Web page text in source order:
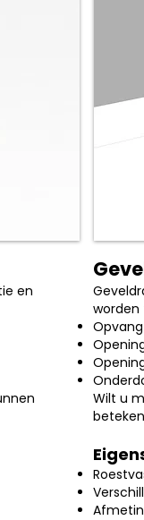
en
worden
Wilt u